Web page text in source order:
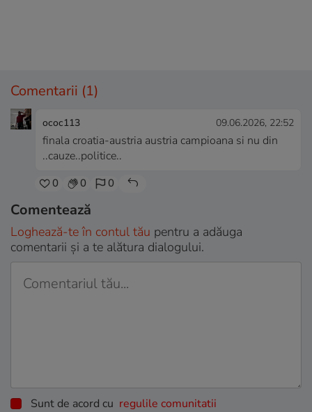
Comentarii (1)
ococ113 09.06.2026, 22:52
finala croatia-austria austria campioana si nu din
..cauze..politice..
0 0 0
Comentează
Loghează-te în contul tău pentru a adăuga
comentarii și a te alătura dialogului.
Sunt de acord cu regulile comunitatii